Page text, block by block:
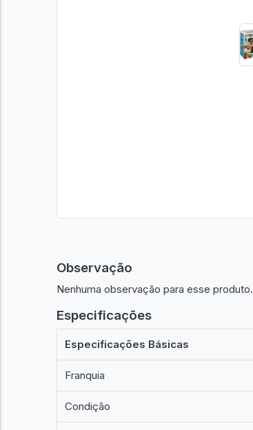
Observação
Nenhuma observação para esse produto.
Especificações
Especificações Básicas
Franquia
Condição